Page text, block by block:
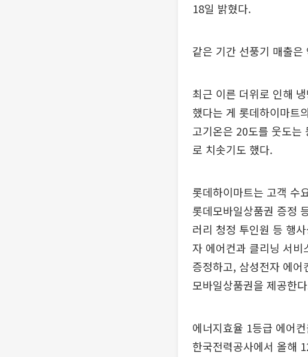
18일 밝혔다.
같은 기간 선풍기 매출
최근 이른 더위로 인해
했다는 게 롯데하이마트
고기온은 20도를 웃도는
로 치솟기도 했다.
롯데하이마트는 고객 수
롯데모바일상품권 증정
러리 청정 투인원 등 행
자 에어컨과 클리닝 서
증정하고, 삼성전자 에
모바일상품권을 제공한
에너지효율 1등급 에어
한국전력공사에서 올해